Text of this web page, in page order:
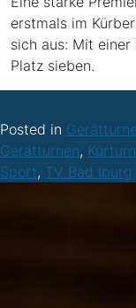
erstmals im
sich aus: Mit
Platz sieben.
Posted in
Gerätturnen,
Sport, TV Bad Iburg